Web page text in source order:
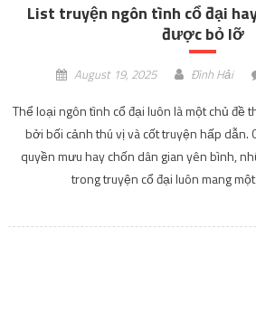
List truyện ngôn tình cổ đại
được bỏ lỡ
August 19, 2025 Đình Hải
Thể loại ngôn tình cổ đại luôn là một chủ đề
bởi bối cảnh thú vị và cốt truyện hấp dẫn.
quyền mưu hay chốn dân gian yên bình,
trong truyện cổ đại luôn mang